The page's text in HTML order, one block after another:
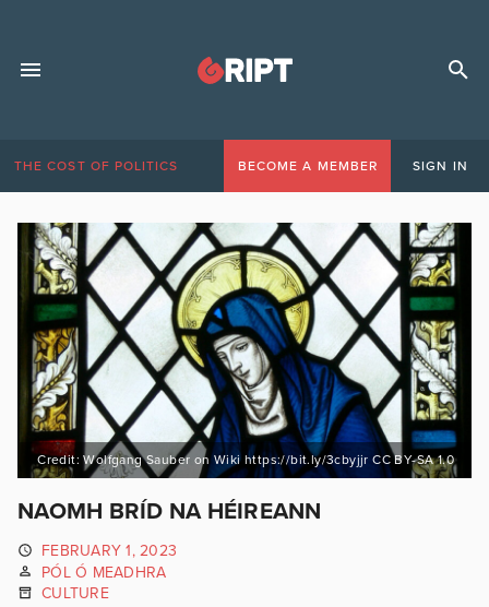
THE COST OF POLITICS BECOME A MEMBER SIGN IN
Credit: Wolfgang Sauber on Wiki https://bit.ly/3cbyjjr CC BY-SA 1.0
NAOMH BRÍD NA HÉIREANN
FEBRUARY 1, 2023
PÓL Ó MEADHRA
CULTURE